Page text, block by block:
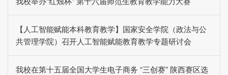
【人工智能赋能本科教育教学】国家安全学院（政法与公
共管理学院）召开人工智能赋能教育教学专题研讨会
我校在第十五届全国大学生电子商务 “三创赛” 陕西赛区选